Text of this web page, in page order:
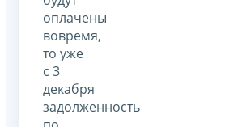
оплачены
вовремя,
то уже
с 3
декабря
задолженность